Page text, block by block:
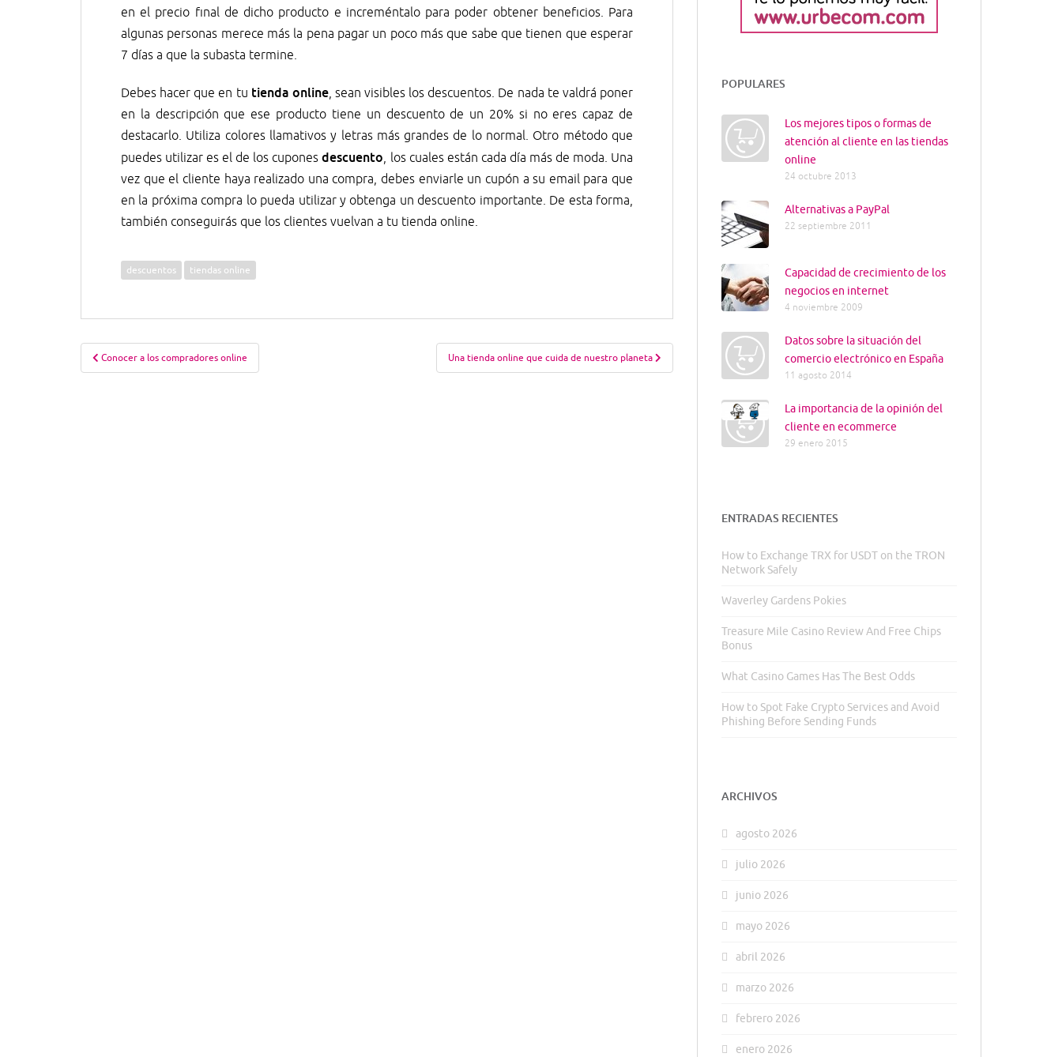
en el precio final de dicho producto e increméntalo para poder obtener beneficios. Para
algunas personas merece más la pena pagar un poco más que sabe que tienen que esperar
7 días a que la subasta termine.
Debes hacer que en tu tienda online, sean visibles los descuentos. De nada te valdrá poner
en la descripción que ese producto tiene un descuento de un 20% si no eres capaz de
destacarlo. Utiliza colores llamativos y letras más grandes de lo normal. Otro método que
puedes utilizar es el de los cuponesdescuento, los cuales están cada día más de moda. Una
vez que el cliente haya realizado una compra, debes enviarle un cupón a su email para que
en la próxima compra lo pueda utilizar y obtenga un descuento importante. De esta forma,
también conseguirás que los clientes vuelvan a tu tienda online.
descuentos tiendas online
Navegación
de
Conocer a los compradores online Una tienda online que cuida de nuestro planeta
POPULARES
Los mejores tipos o formas de
atención al cliente en las tiendas
online
24 octubre 2013
Alternativas a PayPal
22 septiembre 2011
Capacidad de crecimiento de los
negocios en internet
4 noviembre 2009
Datos sobre la situación del
comercio electrónico en España
11 agosto 2014
La importancia de la opinión del
cliente en ecommerce
29 enero 2015
ENTRADAS RECIENTES
How to Exchange TRX for USDT on the TRON
Network Safely
Waverley Gardens Pokies
Treasure Mile Casino Review And Free Chips
Bonus
What Casino Games Has The Best Odds
How to Spot Fake Crypto Services and Avoid
Phishing Before Sending Funds
ARCHIVOS
agosto 2026
julio 2026
junio 2026
mayo 2026
abril 2026
marzo 2026
febrero 2026
enero 2026